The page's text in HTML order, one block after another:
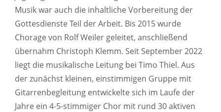
Musik war auch die inhaltliche Vorbereitung der
Gottesdienste Teil der Arbeit. Bis 2015 wurde
Chorage von Rolf Weiler geleitet, anschließend
übernahm Christoph Klemm. Seit September 2022
liegt die musikalische Leitung bei Timo Thiel. Aus
der zunächst kleinen, einstimmigen Gruppe mit
Gitarrenbegleitung entwickelte sich im Laufe der
Jahre ein 4-5-stimmiger Chor mit rund 30 aktiven